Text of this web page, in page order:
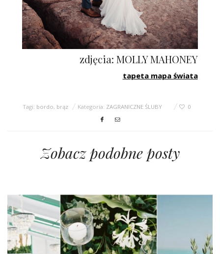
zdjęcia: MOLLY MAHONEY
tapeta mapa świata
Tagi: bordo, brąz Kategoria: ZAGRANICZNE ŚLUBY 0
Zobacz podobne posty